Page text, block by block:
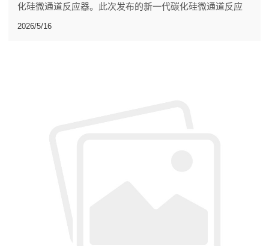
化硅微通道反应器。此次发布的新一代碳化硅微通道反应
器，是流道设计、材料配方与焊接工艺的系统迭代。
2026/5/16